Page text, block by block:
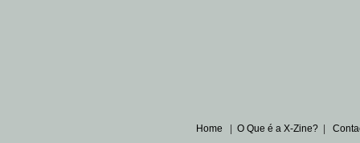
Home O Que é a X-Zine?